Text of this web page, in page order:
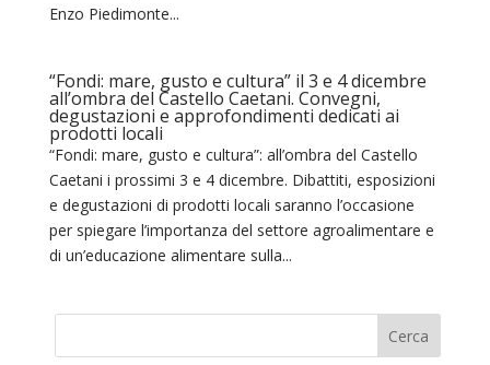
Enzo Piedimonte...
“Fondi: mare, gusto e cultura” il 3 e 4 dicembre
all’ombra del Castello Caetani. Convegni,
degustazioni e approfondimenti dedicati ai
prodotti locali
“Fondi: mare, gusto e cultura”: all’ombra del Castello
Caetani i prossimi 3 e 4 dicembre. Dibattiti, esposizioni
e degustazioni di prodotti locali saranno l’occasione
per spiegare l’importanza del settore agroalimentare e
di un’educazione alimentare sulla...